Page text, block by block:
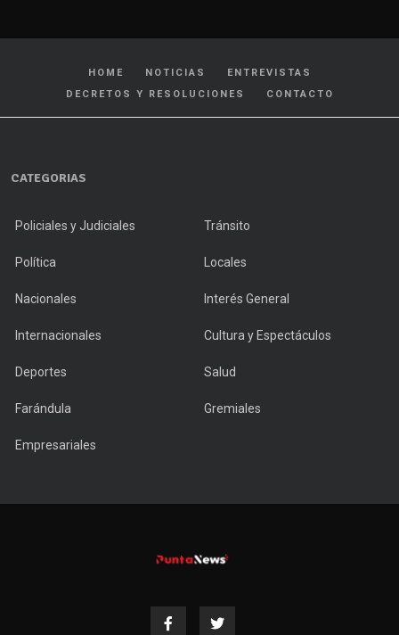
HOME NOTICIAS
ENTREVISTAS
DECRETOS Y RESOLUCIONES
CONTACTO
CATEGORIAS
Policiales y Judiciales Tránsito
Política Locales
Nacionales Interés General
Internacionales Cultura y Espectáculos
Deportes Salud
Farándula Gremiales
Empresariales